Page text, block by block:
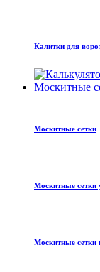
Калитки для
Москитные
Москитные сетки
Москитные сетки
Москитные сетки